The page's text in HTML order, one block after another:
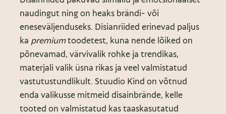
naudingut ning on heaks brändi- või
eneseväljenduseks. Disianriided erinevad paljus
ka premiumtoodetest, kuna nende lõiked on
põnevamad, värvivalik rohke ja trendikas,
materjali valik üsna rikas ja veel valmistatud
vastutustundlikult. Stuudio Kind on võtnud
enda valikusse mitmeid disainbrände, kelle
tooted on valmistatud kas taaskasutatud